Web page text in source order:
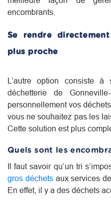
encombrants.
Se rendre
plus proche
L’autre option consiste
déchetterie de
personnellement vos
vous ne souhaitez pas les
Cette solution est plus
Quels sont les
Il faut savoir qu’un tri
gros déchetsaux services
En effet, il y a des déchets